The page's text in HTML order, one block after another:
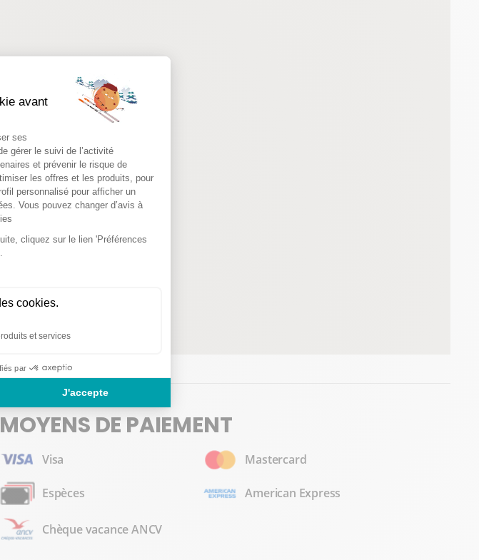
MOYENS DE PAIEMENT
Visa Mastercard
Espèces American Express
Chèque vacance ANCV